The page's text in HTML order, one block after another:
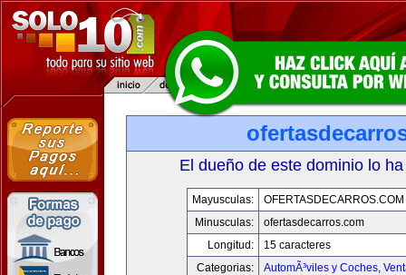
El dueño de este dominio lo
Mayusculas:
OFERTASDECARROS.COM
Minusculas:
ofertasdecarros.com
Longitud:
15 caracteres
Categorias:
AutomÃ³viles y Coches,